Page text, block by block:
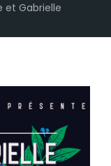
et Gabrielle